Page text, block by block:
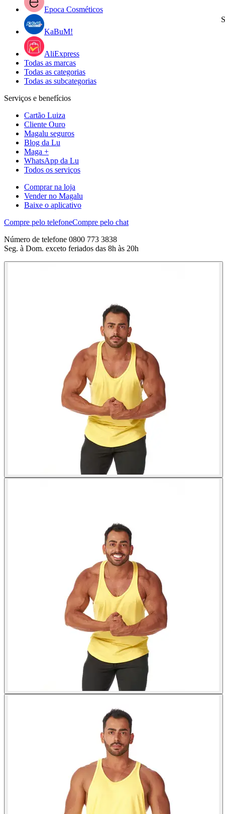
Epoca Cosméticos
KaBuM!
AliExpress
Todas as marcas
Todas as categorias
Todas as subcategorias
Serviços e benefícios
Cartão Luiza
Cliente Ouro
Magalu seguros
Blog da Lu
Maga +
WhatsApp da Lu
Todos os serviços
Comprar na loja
Vender no Magalu
Baixe o aplicativo
Compre pelo telefoneCompre pelo chat
Número de telefone 0800 773 3838
Seg. à Dom. exceto feriados das 8h às 20h